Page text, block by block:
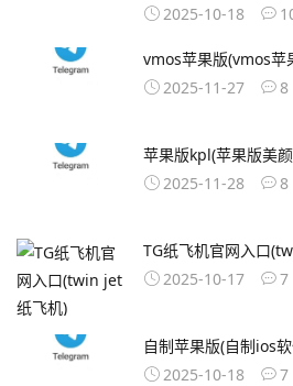
2025-10-18
vmos苹果版(vmos苹
2025-11-27
8
苹果版kpl(苹果版美
2025-11-28
8
TG纸飞机官网入口
2025-10-17
7
自制苹果版(自制ios
2025-10-18
7